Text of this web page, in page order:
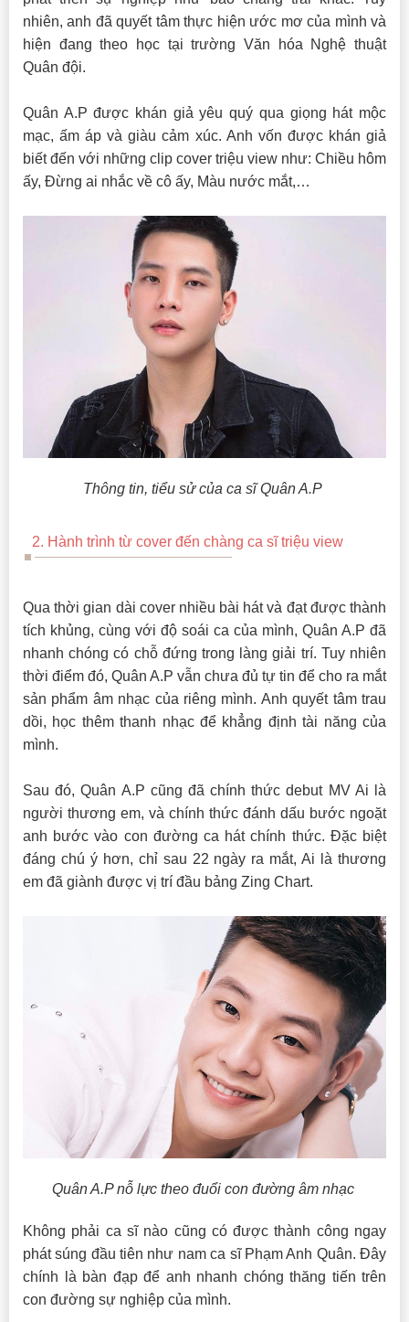
nhiên, anh đã quyết tâm thực hiện ước mơ của mình và
hiện đang theo học tại trường Văn hóa Nghệ thuật
Quân đội.
Quân A.P được khán giả yêu quý qua giọng hát mộc
mạc, ấm áp và giàu cảm xúc. Anh vốn được khán giả
biết đến với những clip cover triệu view như: Chiều hôm
ấy, Đừng ai nhắc về cô ấy, Màu nước mắt,…
Thông tin, tiểu sử của ca sĩ Quân A.P
2. Hành trình từ cover đến chàng ca sĩ triệu view
Qua thời gian dài cover nhiều bài hát và đạt được thành
tích khủng, cùng với độ soái ca của mình, Quân A.P đã
nhanh chóng có chỗ đứng trong làng giải trí. Tuy nhiên
thời điểm đó, Quân A.P vẫn chưa đủ tự tin để cho ra mắt
sản phẩm âm nhạc của riêng mình. Anh quyết tâm trau
dồi, học thêm thanh nhạc để khẳng định tài năng của
mình.
Sau đó, Quân A.P cũng đã chính thức debut MV Ai là
người thương em, và chính thức đánh dấu bước ngoặt
anh bước vào con đường ca hát chính thức. Đặc biệt
đáng chú ý hơn, chỉ sau 22 ngày ra mắt, Ai là thương
em đã giành được vị trí đầu bảng Zing Chart.
Quân A.P nỗ lực theo đuổi con đường âm nhạc
Không phải ca sĩ nào cũng có được thành công ngay
phát súng đầu tiên như nam ca sĩ Phạm Anh Quân. Đây
chính là bàn đạp để anh nhanh chóng thăng tiến trên
con đường sự nghiệp của mình.